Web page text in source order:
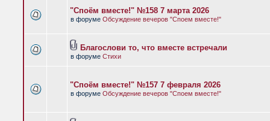
"Споём вместе!" №158 7 марта 2026
в форуме Обсуждение вечеров "Споем вместе!"
Благослови то, что вместе встречали
в форуме Стихи
"Споём вместе!" №157 7 февраля 2026
в форуме Обсуждение вечеров "Споем вместе!"